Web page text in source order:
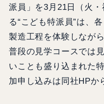
派員」を3月21日（火
る“こども特派員”は、
製造工程を体験しなが
普段の見学コースでは
いことも盛り込まれた
加申し込みは同社HPか